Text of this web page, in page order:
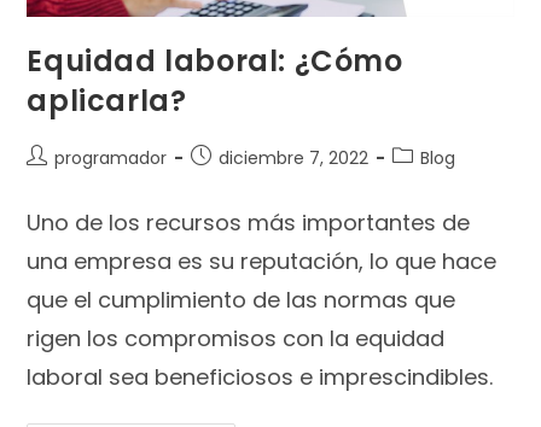
Equidad laboral: ¿Cómo
aplicarla?
programador diciembre 7, 2022 Blog
Uno de los recursos más importantes de
una empresa es su reputación, lo que hace
que el cumplimiento de las normas que
rigen los compromisos con la equidad
laboral sea beneficiosos e imprescindibles.